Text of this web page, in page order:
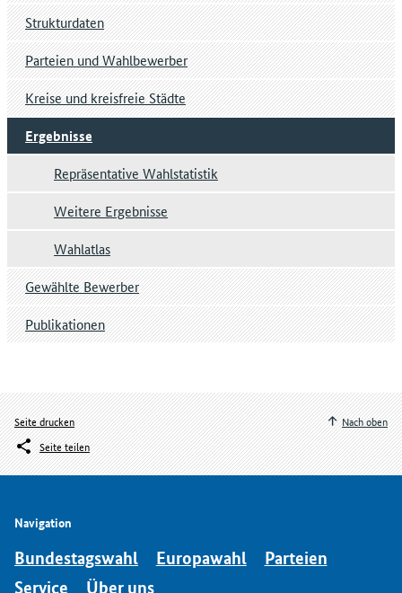
Strukturdaten
Parteien und Wahlbewerber
Kreise und kreisfreie Städte
Ergebnisse
Repräsentative Wahlstatistik
Weitere Ergebnisse
Wahlatlas
Gewählte Bewerber
Publikationen
Seite drucken
Seite teilen
Nach oben
Navigation
Bundestagswahl Europawahl
Parteien
Service
Über uns